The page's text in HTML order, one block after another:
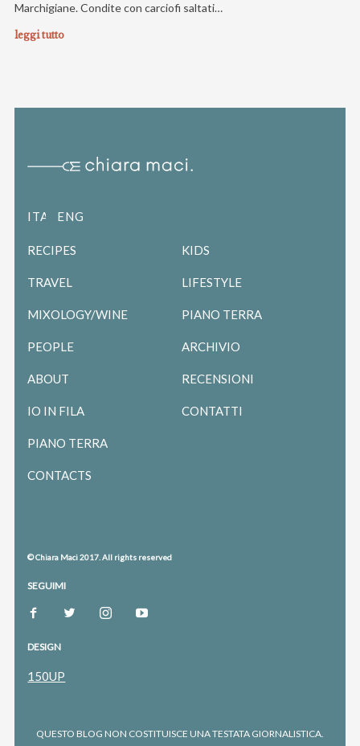
Marchigiane. Condite con carciofi saltati…
leggi tutto
ITALIANOENGLISH
RECIPES
TRAVEL
MIXOLOGY/WINE
PEOPLE
ABOUT
IO IN FILA
PIANO TERRA
CONTACTS
KIDS
LIFESTYLE
PIANO TERRA
ARCHIVIO
RECENSIONI
CONTATTI
© Chiara Maci 2017. All rights reserved
SEGUIMI
DESIGN
150UP
QUESTO BLOG NON COSTITUISCE UNA TESTATA GIORNALISTICA.